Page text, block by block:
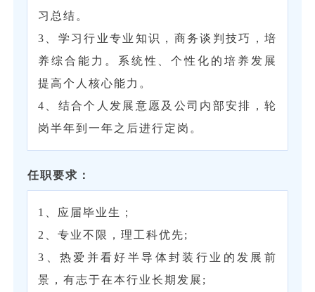
习总结。
3、学习行业专业知识，商务谈判技巧，培
养综合能力。系统性、个性化的培养发展
提高个人核心能力。
4、结合个人发展意愿及公司内部安排，轮
岗半年到一年之后进行定岗。
任职要求：
1、应届毕业生；
2、专业不限，理工科优先;
3、热爱并看好半导体封装行业的发展前
景，有志于在本行业长期发展;